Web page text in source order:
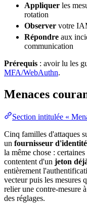
Appliquer les
rotation
Observer votre
Répondre aux
communication
Prérequis : avoir lu les
MFA/WebAuthn.
Menaces
Section intitulée «
Cinq familles d'attaques
un fournisseur d'identité
la même chose :
contentent d'un jeton
entièrement l'
vecteur puis les mesures
relier une contre-mesure
des réglages.